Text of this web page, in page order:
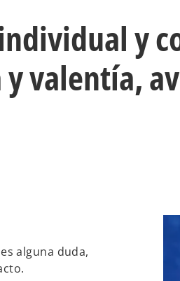
y
valentía,
alguna duda,